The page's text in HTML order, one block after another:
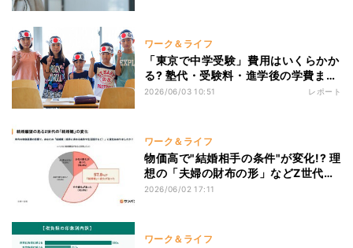
ワーク＆ライフ
「東京で中学受験」費用はいくらかか
る? 塾代・受験料・進学後の学費まで
総額を試算してみた
2026/06/03 10:51 レポート
ワーク＆ライフ
物価高で"結婚相手の条件"が変化!? 理
想の「夫婦の財布の形」などZ世代の
お金事情を調査
2026/06/02 17:11
ワーク＆ライフ